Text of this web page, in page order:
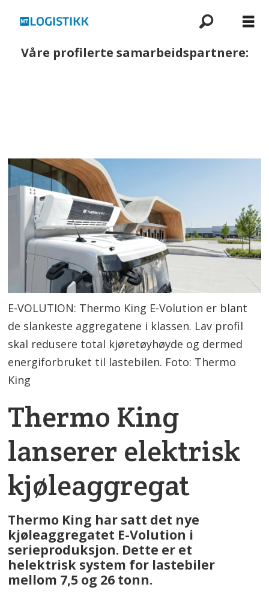
Våre profilerte samarbeidspartnere:
E-VOLUTION: Thermo King E-Volution er blant
de slankeste aggregatene i klassen. Lav profil
skal redusere total kjøretøyhøyde og dermed
energiforbruket til lastebilen. Foto: Thermo
King
Thermo King
lanserer elektrisk
kjøleaggregat
Thermo King har satt det nye
kjøleaggregatet E-Volution i
serieproduksjon. Dette er et
helektrisk system for lastebiler
mellom 7,5 og 26 tonn.